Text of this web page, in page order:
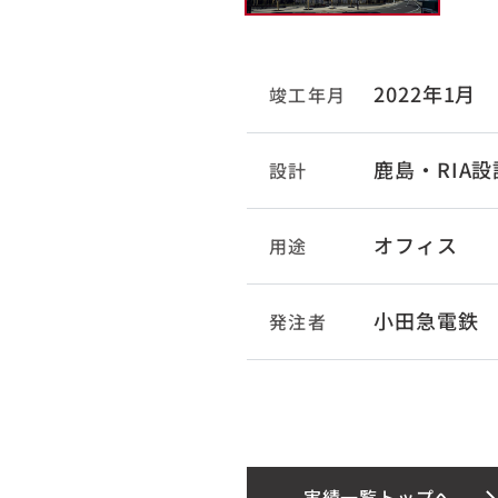
竣工年月 2022年1月
設計 鹿島・RIA
用途 オフィス
発注者 小田急電鉄